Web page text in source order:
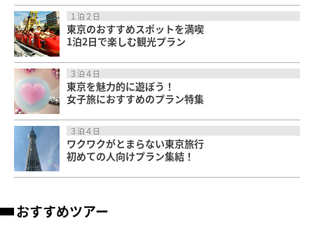
１泊２日
東京のおすすめスポットを満喫
1泊2日で楽しむ観光プラン
３泊４日
東京を魅力的に遊ぼう！
女子旅におすすめのプラン特集
３泊４日
ワクワクがとまらない東京旅行
初めての人向けプラン集結！
おすすめツアー